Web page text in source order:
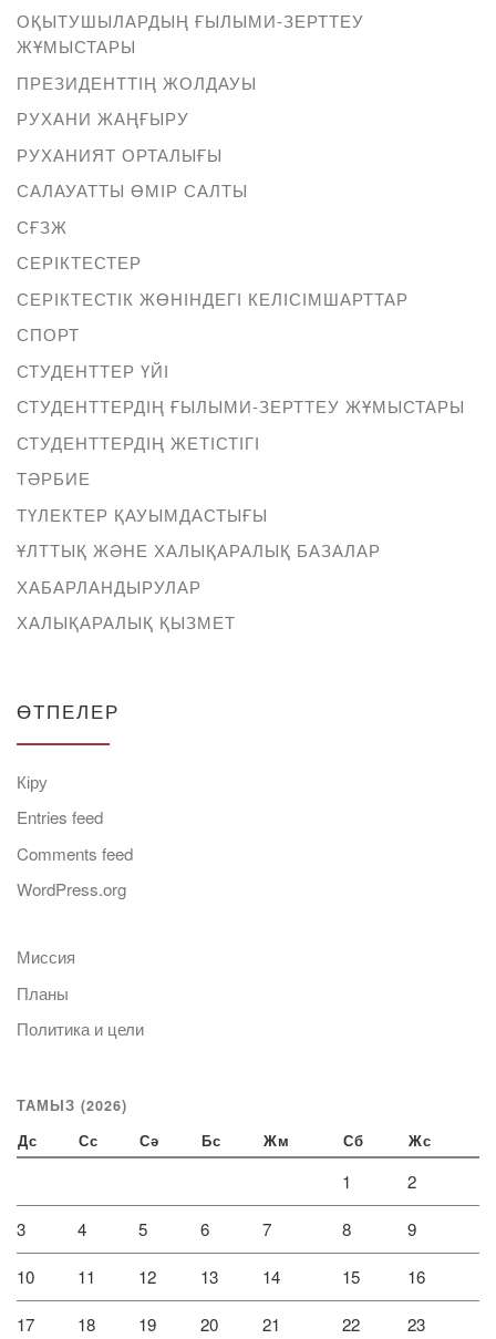
ОҚЫТУШЫЛАРДЫҢ ҒЫЛЫМИ-ЗЕРТТЕУ
ЖҰМЫСТАРЫ
ПРЕЗИДЕНТТІҢ ЖОЛДАУЫ
РУХАНИ ЖАҢҒЫРУ
РУХАНИЯТ ОРТАЛЫҒЫ
САЛАУАТТЫ ӨМІР САЛТЫ
СҒЗЖ
СЕРІКТЕСТЕР
СЕРІКТЕСТІК ЖӨНІНДЕГІ КЕЛІСІМШАРТТАР
СПОРТ
СТУДЕНТТЕР ҮЙІ
СТУДЕНТТЕРДІҢ ҒЫЛЫМИ-ЗЕРТТЕУ ЖҰМЫСТАРЫ
СТУДЕНТТЕРДІҢ ЖЕТІСТІГІ
ТӘРБИЕ
ТҮЛЕКТЕР ҚАУЫМДАСТЫҒЫ
ҰЛТТЫҚ ЖӘНЕ ХАЛЫҚАРАЛЫҚ БАЗАЛАР
ХАБАРЛАНДЫРУЛАР
ХАЛЫҚАРАЛЫҚ ҚЫЗМЕТ
ӨТПЕЛЕР
Кіру
Entries feed
Comments feed
WordPress.org
Миссия
Планы
Политика и цели
ТАМЫЗ (2026)
Дс Сс Сә Бс Жм Сб Жс
1 2
3 4 5 6 7 8 9
10 11 12 13 14 15 16
17 18 19 20 21 22 23